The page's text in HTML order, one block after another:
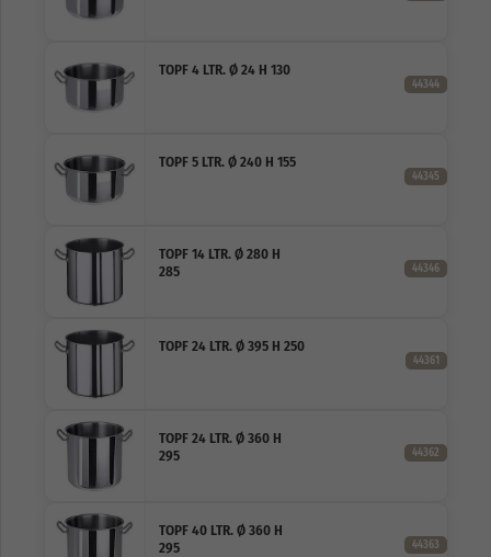
TOPF 4 LTR. Ø 24 H 130
44344
TOPF 5 LTR. Ø 240 H 155
44345
TOPF 14 LTR. Ø 280 H
285
44346
TOPF 24 LTR. Ø 395 H 250
44361
TOPF 24 LTR. Ø 360 H
295
44362
TOPF 40 LTR. Ø 360 H
295
44363